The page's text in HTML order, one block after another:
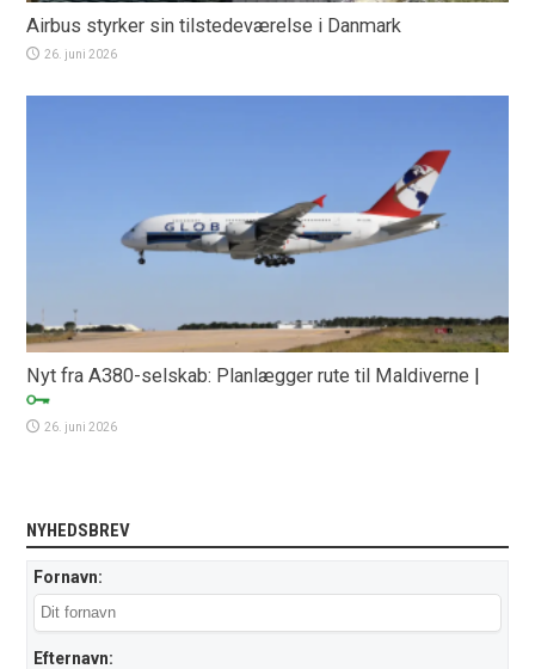
Airbus styrker sin tilstedeværelse i Danmark
26. juni 2026
Nyt fra A380-selskab: Planlægger rute til Maldiverne |
26. juni 2026
NYHEDSBREV
Fornavn:
Efternavn: